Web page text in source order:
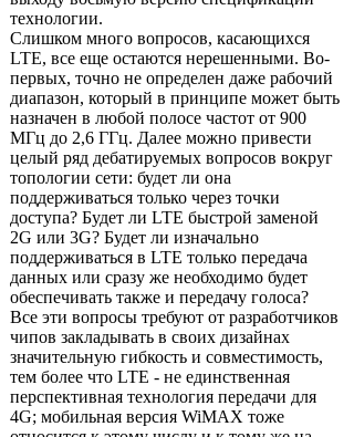
технологии.
Слишком много вопросов, касающихся
LTE, все еще остаются нерешенными. Во-
первых, точно не определен даже рабочий
диапазон, который в принципе может быть
назначен в любой полосе частот от 900
МГц до 2,6 ГГц. Далее можно привести
целый ряд дебатируемых вопросов вокруг
топологии сети: будет ли она
поддерживаться только через точки
доступа? Будет ли LTE быстрой заменой
2G или 3G? Будет ли изначально
поддерживаться в LTE только передача
данных или сразу же необходимо будет
обеспечивать также и передачу голоса?
Все эти вопросы требуют от разработчиков
чипов закладывать в своих дизайнах
значительную гибкость и совместимость,
тем более что LTE - не единственная
перспективная технология передачи для
4G; мобильная версия WiMAX тоже